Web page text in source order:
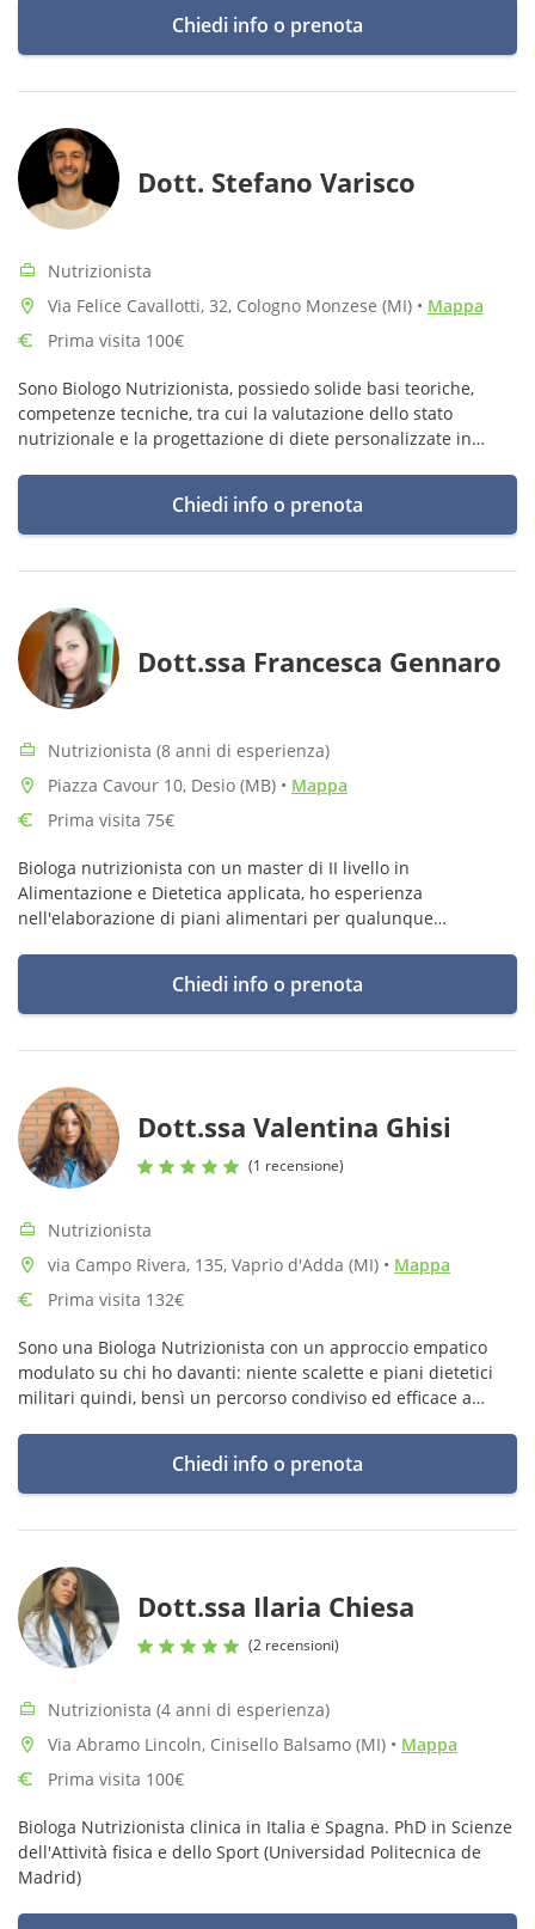
Chiedi info o prenota
Dott. Stefano Varisco
Nutrizionista
Via Felice Cavallotti, 32, Cologno Monzese (MI) • Mappa
Prima visita 100€
Sono Biologo Nutrizionista, possiedo solide basi teoriche,
competenze tecniche, tra cui la valutazione dello stato
nutrizionale e la progettazione di diete personalizzate in
Chiedi info o prenota
Dott.ssa Francesca Gennaro
Nutrizionista (8 anni di esperienza)
Piazza Cavour 10, Desio (MB) • Mappa
Prima visita 75€
Biologa nutrizionista con un master di II livello in
Alimentazione e Dietetica applicata, ho esperienza
nell'elaborazione di piani alimentari per qualunque
Chiedi info o prenota
Dott.ssa Valentina Ghisi
(1 recensione)
Nutrizionista
via Campo Rivera, 135, Vaprio d'Adda (MI) • Mappa
Prima visita 132€
Sono una Biologa Nutrizionista con un approccio empatico
modulato su chi ho davanti: niente scalette e piani dietetici
militari quindi, bensì un percorso condiviso ed efficace a
Chiedi info o prenota
Dott.ssa Ilaria Chiesa
(2 recensioni)
Nutrizionista (4 anni di esperienza)
Via Abramo Lincoln, Cinisello Balsamo (MI) • Mappa
Prima visita 100€
Biologa Nutrizionista clinica in Italia e Spagna. PhD in Scienze
dell'Attività fisica e dello Sport (Universidad Politecnica de
Madrid)